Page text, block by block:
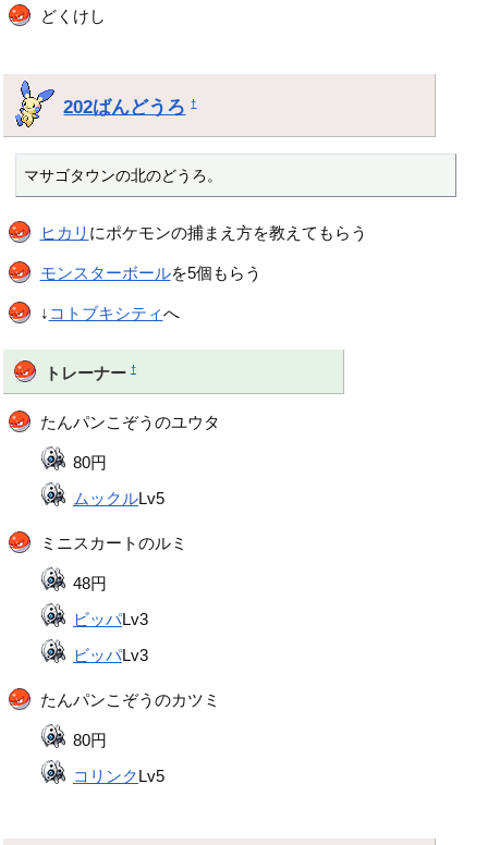
どくけし
202ばんどうろ †
マサゴタウンの北のどうろ。
ヒカリ にポケモンの捕まえ方を教えてもらう
モンスターボールを5個もらう
↓ コトブキシティへ
トレーナー †
たんパンこぞうのユウタ
80円
ムックルLv5
ミニスカートのルミ
48円
ビッパLv3
ビッパLv3
たんパンこぞうのカツミ
80円
コリンクLv5